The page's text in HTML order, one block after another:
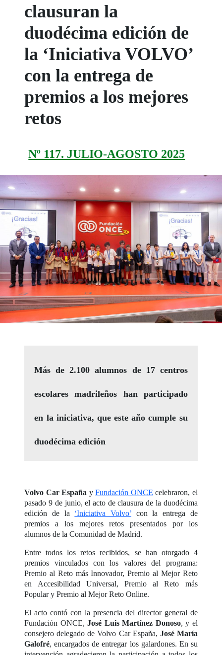
clausuran la
duodécima edición de
la ‘Iniciativa VOLVO’
con la entrega de
premios a los mejores
retos
Nº 117. JULIO-AGOSTO 2025
Más de 2.100 alumnos de 17 centros
escolares madrileños han participado
en la iniciativa, que este año cumple su
duodécima edición
Volvo Car España yFundación ONCE celebraron, el
pasado 9 de junio, el acto de clausura de la duodécima
edición de la ‘Iniciativa Volvo’ con la entrega de
premios a los mejores retos presentados por los
alumnos de la Comunidad de Madrid.
Entre todos los retos recibidos, se han otorgado 4
premios vinculados con los valores del programa:
Premio al Reto más Innovador, Premio al Mejor Reto
en Accesibilidad Universal, Premio al Reto más
Popular y Premio al Mejor Reto Online.
El acto contó con la presencia del director general de
Fundación ONCE,José Luis Martínez Donoso, y el
consejero delegado de Volvo Car España, José María
Galofré, encargados de entregar los galardones. En su